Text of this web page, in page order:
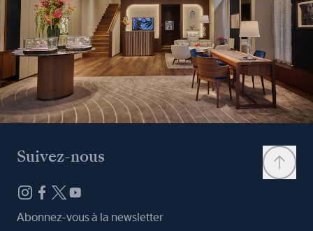
Suivez-nous
Abonnez-vous à la newsletter